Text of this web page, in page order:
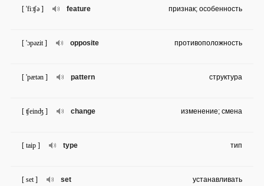
feature
[ 'fi:ʧə ] признак; особенность
opposite
[ 'ɔpəzit ] противоположность
pattern
[ 'pætən ] структура
change
[ ʧeinʤ ] изменение; смена
type
[ taip ] тип
set
[ set ] устанавливать